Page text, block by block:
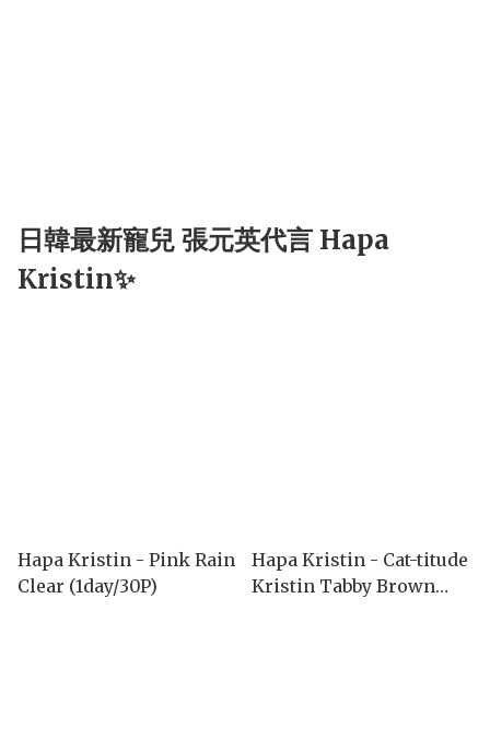
日韓最新寵兒 張元英代言 Hapa
Kristin✨
Hapa Kristin - Pink Rain
Clear (1day/30P)
Hapa Kristin - Cat-titude
Kristin Tabby Brown